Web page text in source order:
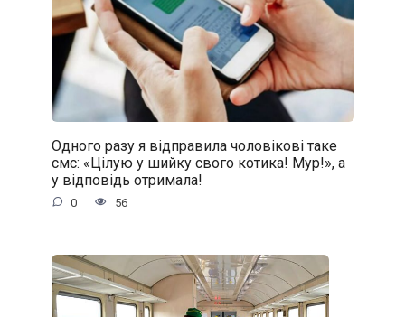
Одного разу я відправила чоловікові таке
смс: «Цілую у шийку свого котика! Мур!», а
у відповідь отримала!
0 56